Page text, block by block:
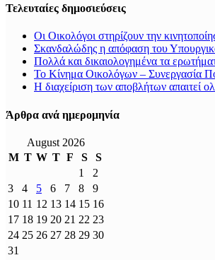
Τελευταίες δημοσιεύσεις
Οι Οικολόγοι στηρίζουν την
Σκανδαλώδης η απόφαση του
Πολλά και δικαιολογημένα τα
Το Κίνημα Οικολόγων – Συνεργασία
Η διαχείριση των αποβλήτων απαιτεί
Άρθρα ανά ημερομηνία
August 2026
M T W T F S
S
1
2
3
4 5 6 7 8
9
10 11 12 13 14 15 16
17 18 19 20 21 22 23
24 25 26 27 28 29 30
31